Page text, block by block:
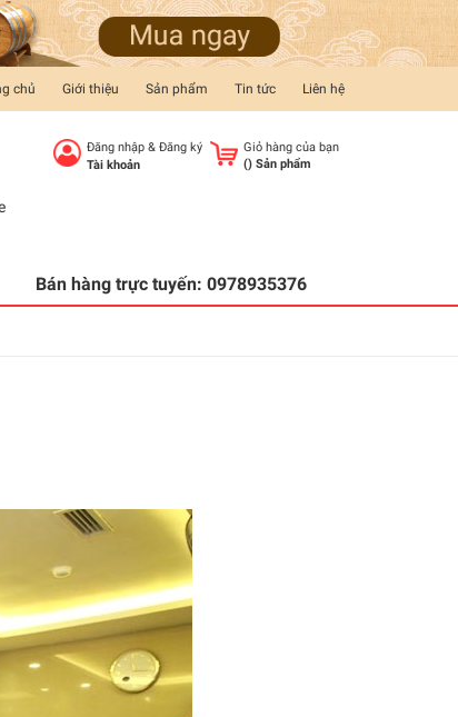
chủ Giới thiệu Sản phẩm Tin tức Liên hệ
Đăng nhập& Đăng ký
Tài khoản
Giỏ hàng của bạn
() Sản phẩm
Bán hàng trực tuyến: 0978935376